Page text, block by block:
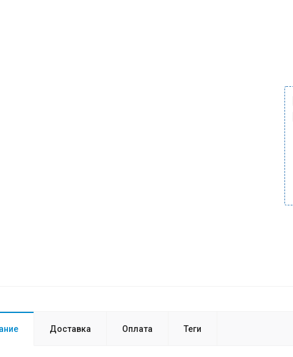
Доставка Оплата Теги